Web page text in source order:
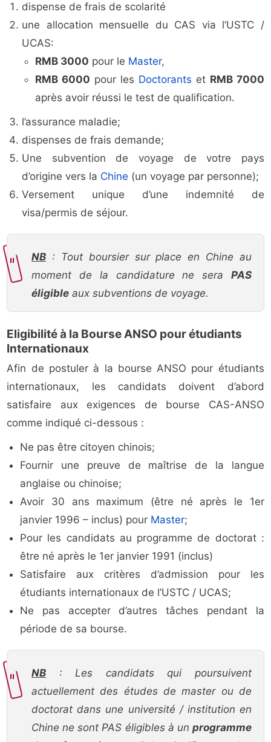
dispense de frais de scolarité
une allocation mensuelle du CAS via l’USTC /
UCAS:
RMB 3000 pour le Master,
RMB 6000 pour les Doctorants et RMB 7000
après avoir réussi le test de qualification.
l’assurance maladie;
dispenses de frais demande;
Une subvention de voyage de votre pays
d’origine vers la Chine (un voyage par personne);
Versement unique d’une indemnité de
visa/permis de séjour.
NB : Tout boursier sur place en Chine au
moment de la candidature ne sera PAS
éligible aux subventions de voyage.
Eligibilité à la Bourse ANSO pour étudiants
Internationaux
Afin de postuler à la bourse ANSO pour étudiants
internationaux, les candidats doivent d’abord
satisfaire aux exigences de bourse CAS-ANSO
comme indiqué ci-dessous :
Ne pas être citoyen chinois;
Fournir une preuve de maîtrise de la langue
anglaise ou chinoise;
Avoir 30 ans maximum (être né après le 1er
janvier 1996 – inclus) pour Master;
Pour les candidats au programme de doctorat :
être né après le 1er janvier 1991 (inclus)
Satisfaire aux critères d’admission pour les
étudiants internationaux de l’USTC / UCAS;
Ne pas accepter d’autres tâches pendant la
période de sa bourse.
NB : Les candidats qui poursuivent
actuellement des études de master ou de
doctorat dans une université / institution en
Chine ne sont PAS éligibles à un programme